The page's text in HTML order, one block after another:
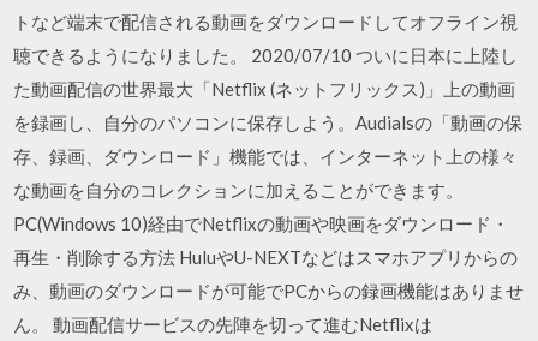
トなど端末で配信される動画をダウンロードしてオフライン視
聴できるようになりました。 2020/07/10 ついに日本に上陸し
た動画配信の世界最大「Netflix (ネットフリックス)」上の動画
を録画し、自分のパソコンに保存しよう。Audialsの「動画の保
存、録画、ダウンロード」機能では、インターネット上の様々
な動画を自分のコレクションに加えることができます。
PC(Windows 10)経由でNetflixの動画や映画をダウンロード・
再生・削除する方法 HuluやU-NEXTなどはスマホアプリからの
み、動画のダウンロードが可能でPCからの録画機能はありませ
ん。 動画配信サービスの先陣を切って進むNetflixは